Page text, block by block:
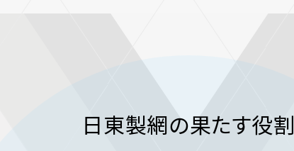
日東製網の果たす役割